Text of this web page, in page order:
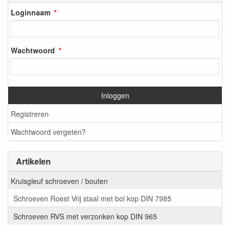
Loginnaam
Wachtwoord
Inloggen
Registreren
Wachtwoord vergeten?
Artikelen
Kruisgleuf schroeven / bouten
Schroeven Roest Vrij staal met bol kop DIN 7985
Schroeven RVS met verzonken kop DIN 965